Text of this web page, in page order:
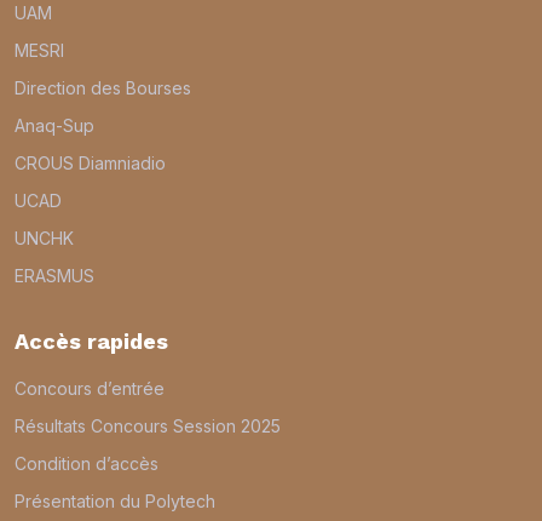
UAM
MESRI
Direction des Bourses
Anaq-Sup
CROUS Diamniadio
UCAD
UNCHK
ERASMUS
Accès rapides
Concours d’entrée
Résultats Concours Session 2025
Condition d’accès
Présentation du Polytech